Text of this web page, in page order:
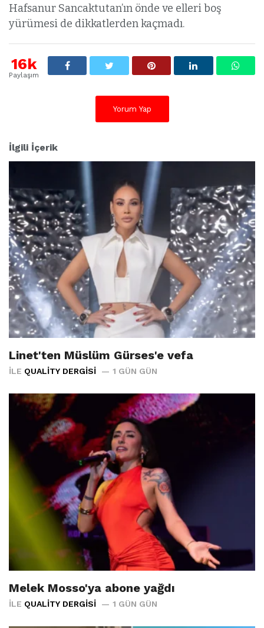
Hafsanur Sancaktutan’ın önde ve elleri boş
yürümesi de dikkatlerden kaçmadı.
16k
Paylaşım
Yorum Yap
İlgili İçerik
Linet'ten Müslüm Gürses'e vefa
İLE QUALITY DERGISI 1 GÜN GÜN
Melek Mosso'ya abone yağdı
İLE QUALITY DERGISI 1 GÜN GÜN